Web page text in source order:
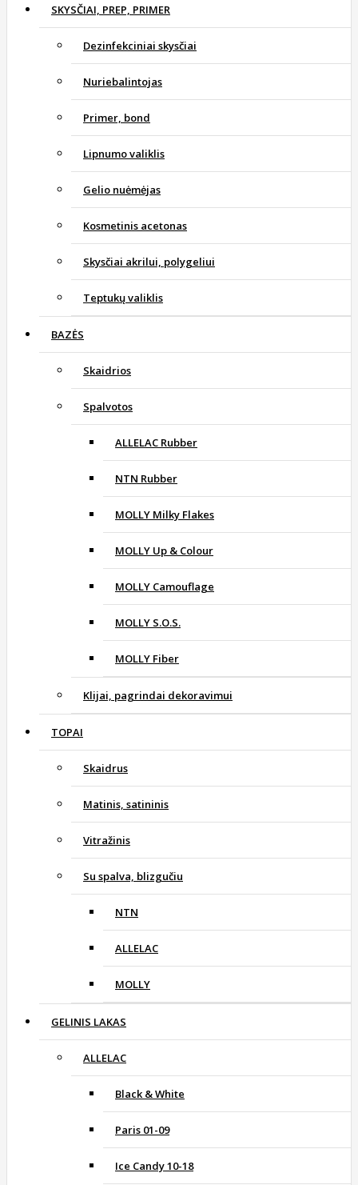
SKYSČIAI, PREP, PRIMER
Dezinfekciniai skysčiai
Nuriebalintojas
Primer, bond
Lipnumo valiklis
Gelio nuėmėjas
Kosmetinis acetonas
Skysčiai akrilui, polygeliui
Teptukų valiklis
BAZĖS
Skaidrios
Spalvotos
ALLELAC Rubber
NTN Rubber
MOLLY Milky Flakes
MOLLY Up & Colour
MOLLY Camouflage
MOLLY S.O.S.
MOLLY Fiber
Klijai, pagrindai dekoravimui
TOPAI
Skaidrus
Matinis, satininis
Vitražinis
Su spalva, blizgučiu
NTN
ALLELAC
MOLLY
GELINIS LAKAS
ALLELAC
Black & White
Paris 01-09
Ice Candy 10-18